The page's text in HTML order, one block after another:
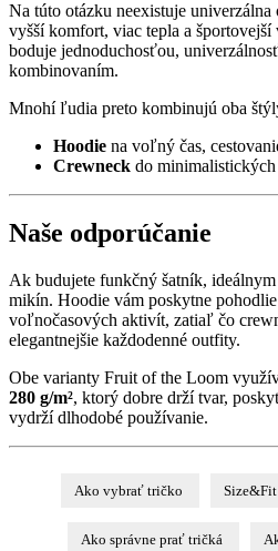
Na túto otázku neexistuje
vyšší komfort, viac tepla a
boduje jednoduchosťou,
kombinovaním.
Mnohí ľudia preto kombinujú oba
Hoodie na voľný čas,
Crewneck do minimalistických
Naše odporúčanie
Ak budujete funkčný šatník,
mikín. Hoodie vám poskytne
voľnočasových aktivít, zatiaľ čo
elegantnejšie každodenné outfity.
Obe varianty Fruit of the Loom
280 g/m², ktorý dobre drží tvar,
vydrží dlhodobé používanie.
Ako vybrať tričko Size&Fit
Ako správne prať tričká